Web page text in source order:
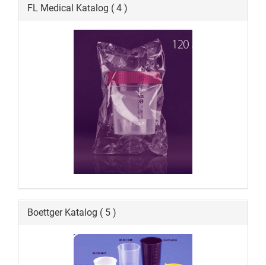
FL Medical Katalog ( 4 )
Boettger Katalog ( 5 )